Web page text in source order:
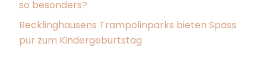
so besonders?
Recklinghausens Trampolinparks bieten Spass
pur zum Kindergeburtstag